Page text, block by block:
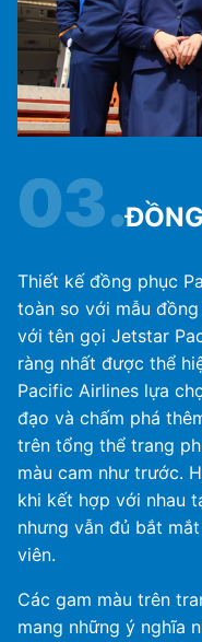
03.
Thiết kế đồng phục
toàn so với mẫu
với tên gọi Jetstar
ràng nhất được thể
Pacific Airlines lựa
đạo và chấm phá
trên tổng thể trang
màu cam như trước.
khi kết hợp với nhau
nhưng vẫn đủ bắt
viên.
Các gam màu trên
mang những ý nghĩa